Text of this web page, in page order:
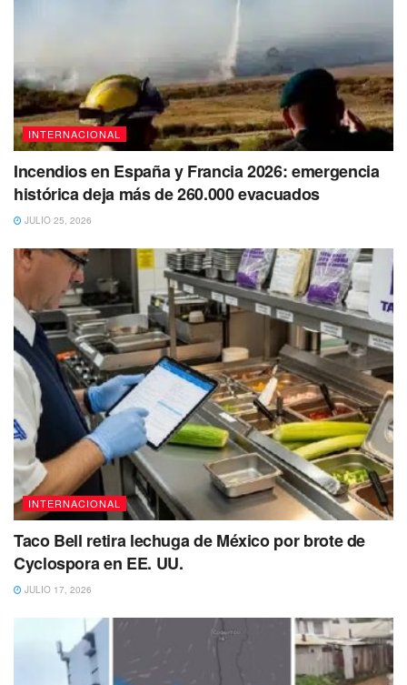
INTERNACIONAL
Incendios en España y Francia 2026: emergencia
histórica deja más de 260.000 evacuados
JULIO 25, 2026
INTERNACIONAL
Taco Bell retira lechuga de México por brote de
Cyclospora en EE. UU.
JULIO 17, 2026